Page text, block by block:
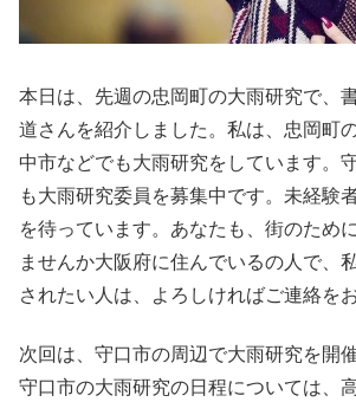
本日は、先週の忠岡町の大雨研究で、
道さんを紹介しました。私は、忠岡町
中市などでも大雨研究をしています。
も大雨研究委員を募集中です。未経験
を待っています。あなたも、街のため
ませんか大阪府に住んでいるの人で、
されたい人は、よろしければご連絡を
次回は、守口市の周辺で大雨研究を開
守口市の大雨研究の日程については、